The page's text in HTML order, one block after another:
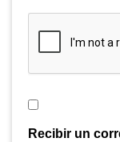
Recibir un